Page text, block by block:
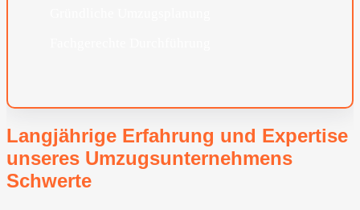
Langjährige Erfahrung und Expertise
unseres Umzugsunternehmens
Schwerte